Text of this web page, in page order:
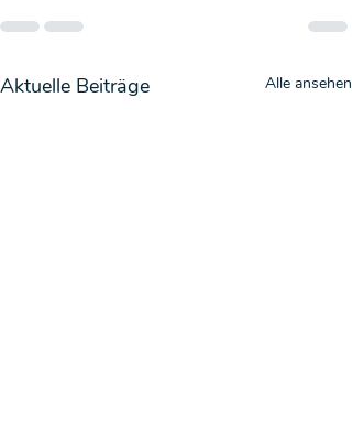
Aktuelle Beiträge Alle ansehen